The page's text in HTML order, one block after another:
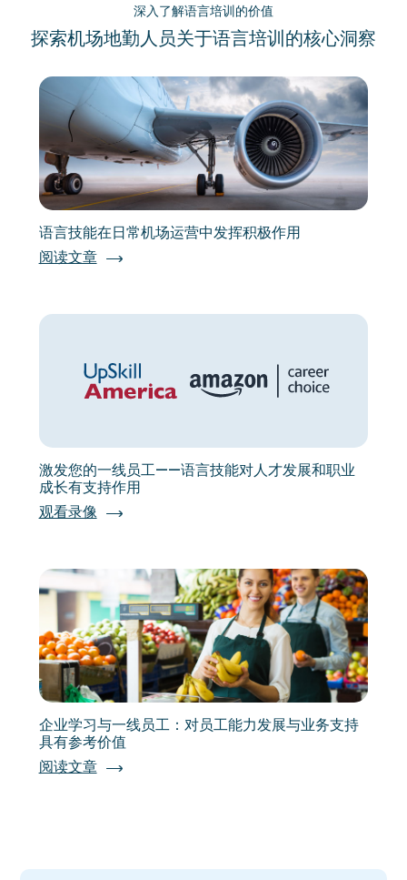
深入了解语言培训的价值
探索机场地勤人员关于语言培训的核心洞察
语言技能在日常机场运营中发挥积极作用
阅读文章
激发您的一线员工——语言技能对人才发展和职业
成长有支持作用
观看录像
企业学习与一线员工：对员工能力发展与业务支持
具有参考价值
阅读文章